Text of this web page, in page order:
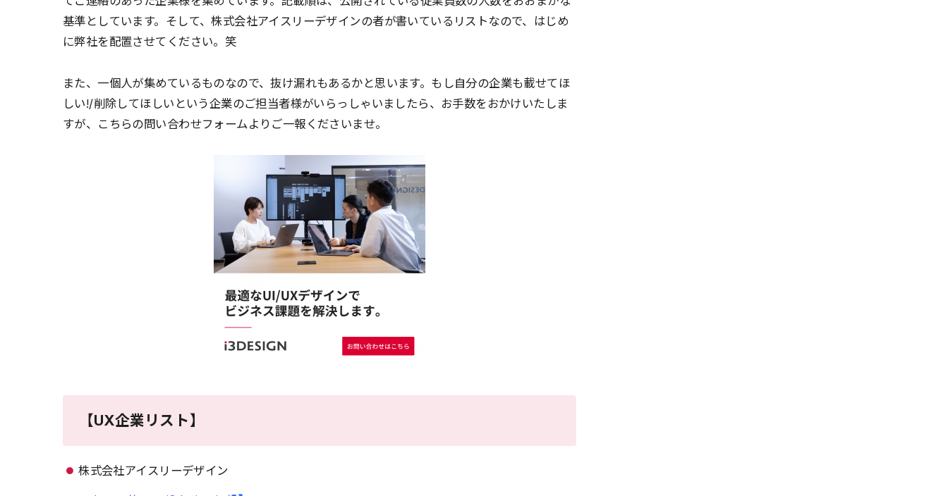
基準としています。そして、株式会社アイスリーデザインの者が書いているリストなので、はじめ
に弊社を配置させてください。笑
また、一個人が集めているものなので、抜け漏れもあるかと思います。もし自分の企業も載せてほ
しい!/削除してほしいという企業のご担当者様がいらっしゃいましたら、お手数をおかけいたしま
すが、こちらの問い合わせフォームよりご一報くださいませ。
【UX企業リスト】
株式会社アイスリーデザイン